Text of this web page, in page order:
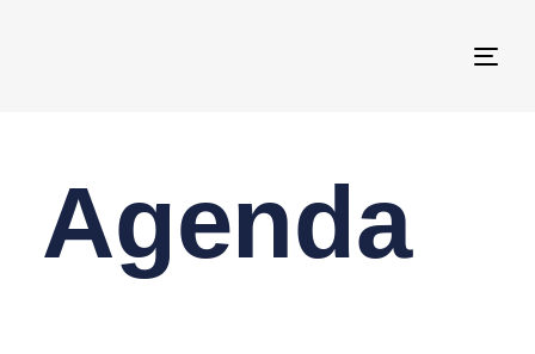
Agenda